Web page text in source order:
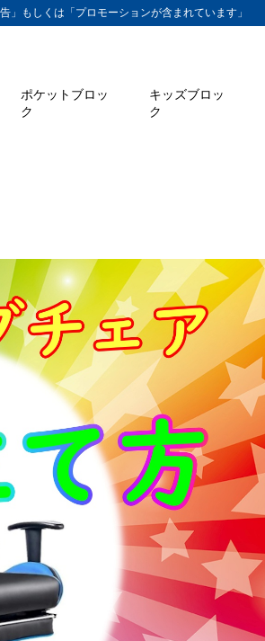
もしくは「プロモーションが含まれています」
ポケットブロッ
ク
キッズブロッ
ク